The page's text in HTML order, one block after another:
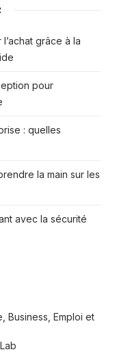
grâce à la
pour
: quelles
la main sur les
avec la sécurité
Business, Emploi et